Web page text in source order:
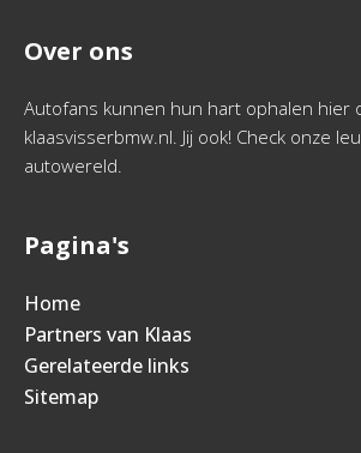
Over ons
Autofans kunnen hun hart ophalen hier
klaasvisserbmw.nl. Jij ook! Check onze
autowereld.
Pagina's
Home
Partners van Klaas
Gerelateerde links
Sitemap